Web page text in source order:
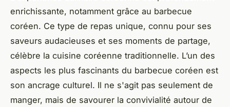
enrichissante, notamment grâce au barbecue
coréen. Ce type de repas unique, connu pour ses
saveurs audacieuses et ses moments de partage,
célèbre la cuisine coréenne traditionnelle. L’un des
aspects les plus fascinants du barbecue coréen est
son ancrage culturel. Il ne s'agit pas seulement de
manger, mais de savourer la convivialité autour de